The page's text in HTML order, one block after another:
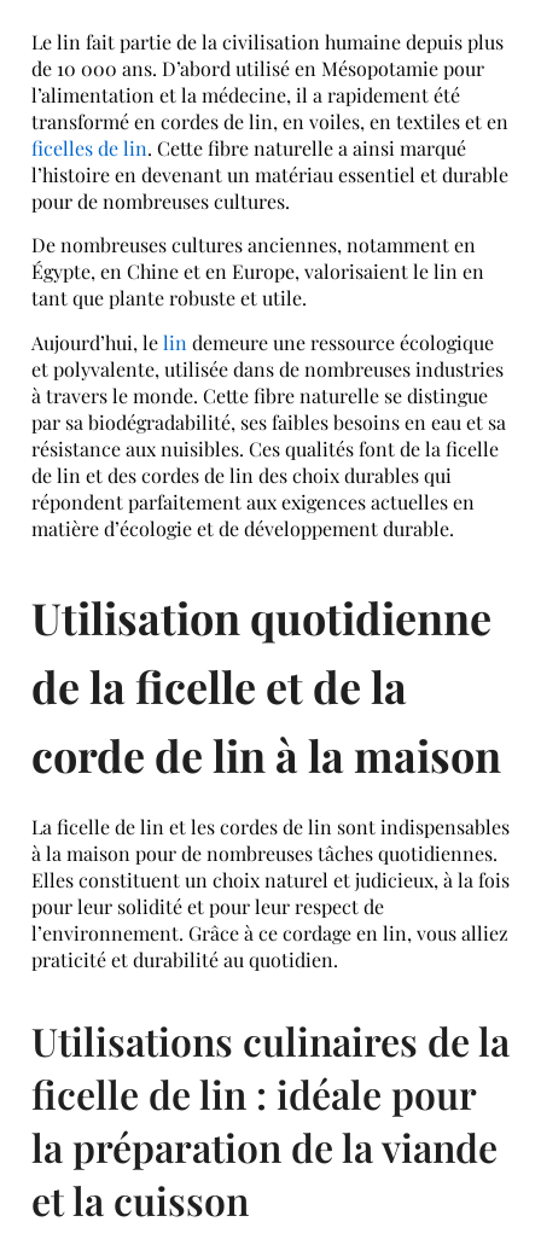
Le lin fait partie de la civilisation humaine depuis plus
de 10 000 ans. D’abord utilisé en Mésopotamie pour
l’alimentation et la médecine, il a rapidement été
transformé en cordes de lin, en voiles, en textiles et en
ficelles de lin. Cette fibre naturelle a ainsi marqué
l’histoire en devenant un matériau essentiel et durable
pour de nombreuses cultures.
De nombreuses cultures anciennes, notamment en
Égypte, en Chine et en Europe, valorisaient le lin en
tant que plante robuste et utile.
Aujourd’hui, lelin demeure une ressource écologique
et polyvalente, utilisée dans de nombreuses industries
à travers le monde. Cette fibre naturelle se distingue
par sa biodégradabilité, ses faibles besoins en eau et sa
résistance aux nuisibles. Ces qualités font de la ficelle
de lin et des cordes de lin des choix durables qui
répondent parfaitement aux exigences actuelles en
matière d’écologie et de développement durable.
Utilisation quotidienne
de la ficelle et de la
corde de lin à la maison
La ficelle de lin et les cordes de lin sont indispensables
à la maison pour de nombreuses tâches quotidiennes.
Elles constituent un choix naturel et judicieux, à la fois
pour leur solidité et pour leur respect de
l’environnement. Grâce à ce cordage en lin, vous alliez
praticité et durabilité au quotidien.
Utilisations culinaires de la
ficelle de lin : idéale pour
la préparation de la viande
et la cuisson